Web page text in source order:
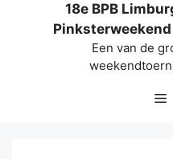
18e BPB
Een van de